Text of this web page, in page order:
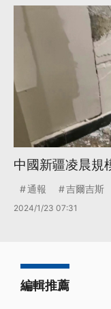
中國新疆凌晨規
通報 吉爾吉斯
2024/1/23 07:31
編輯推薦